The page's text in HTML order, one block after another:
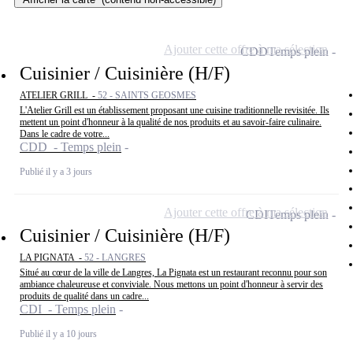
Cuisinier / Cuisinière (H/F)
ATELIER GRILL - 52 - SAINTS GEOSMES
L'Atelier Grill est un établissement proposant une cuisine traditionnelle revisitée. Ils
mettent un point d'honneur à la qualité de nos produits et au savoir-faire culinaire.
Dans le cadre de votre...
CDD - Temps plein
Publié il y a 3 jours
CDDTemps plein
Ajouter cette offre à ma sélection
Cuisinier / Cuisinière (H/F)
LA PIGNATA - 52 - LANGRES
Situé au cœur de la ville de Langres, La Pignata est un restaurant reconnu pour son
ambiance chaleureuse et conviviale. Nous mettons un point d'honneur à servir des
produits de qualité dans un cadre...
CDI - Temps plein
Publié il y a 10 jours
CDITemps plein
Ajouter cette offre à ma sélection